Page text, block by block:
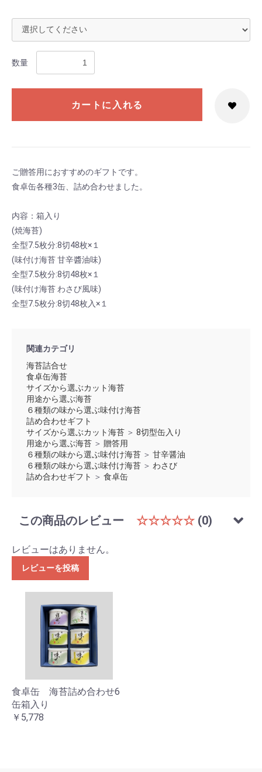
数量
カートに入れる
ご贈答用におすすめのギフトです。
食卓缶各種3缶、詰め合わせました。
内容：箱入り
(焼海苔)
全型7.5枚分:8切48枚×１
(味付け海苔 甘辛醬油味)
全型7.5枚分:8切48枚×１
(味付け海苔 わさび風味)
全型7.5枚分:8切48枚入×１
関連カテゴリ
海苔詰合せ
食卓缶海苔
サイズから選ぶカット海苔
用途から選ぶ海苔
６種類の味から選ぶ味付け海苔
詰め合わせギフト
サイズから選ぶカット海苔 ＞ 8切型缶入り
用途から選ぶ海苔 ＞ 贈答用
６種類の味から選ぶ味付け海苔 ＞ 甘辛醤油
６種類の味から選ぶ味付け海苔 ＞ わさび
詰め合わせギフト ＞ 食卓缶
この商品のレビュー ☆☆☆☆☆ (0)
レビューはありません。
レビューを投稿
食卓缶 海苔詰め合わせ6
缶箱入り
￥5,778